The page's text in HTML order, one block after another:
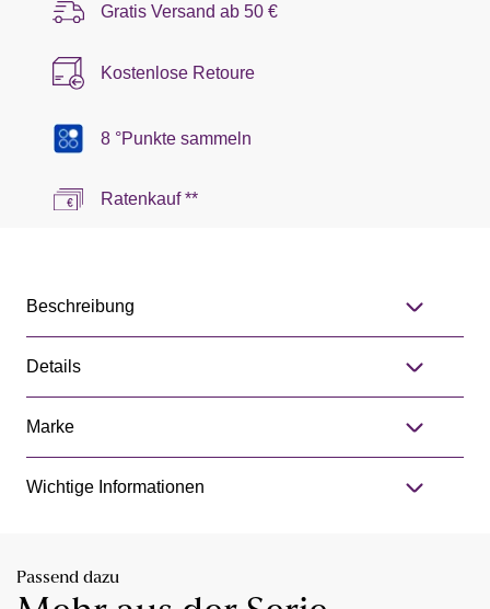
Gratis Versand ab 50 €
Kostenlose Retoure
8 °Punkte sammeln
Ratenkauf **
Beschreibung
Details
Marke
Wichtige Informationen
Passend dazu